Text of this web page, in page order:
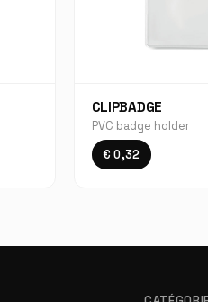
CLIPBADGE
PVC badge holder
€ 0,32